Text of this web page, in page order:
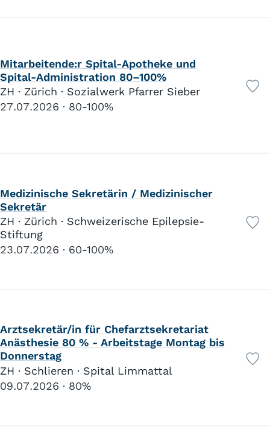
Mitarbeitende:r Spital-Apotheke und
Spital-Administration 80–100%
ZH · Zürich · Sozialwerk Pfarrer Sieber
27.07.2026
80-100%
Medizinische Sekretärin / Medizinischer
Sekretär
ZH · Zürich · Schweizerische Epilepsie-
Stiftung
23.07.2026
60-100%
Arztsekretär/in für Chefarztsekretariat
Anästhesie 80 % - Arbeitstage Montag bis
Donnerstag
ZH · Schlieren · Spital Limmattal
09.07.2026
80%